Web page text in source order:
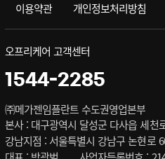
이용약관
개인정보처리방침
㈜메가젠임플란트 수도권영업본부
본사 : 대구광역시 달성군 다사읍 세천
강남지점 : 서울특별시 강남구 논현로
오프리케어 고객센터
1544-2285